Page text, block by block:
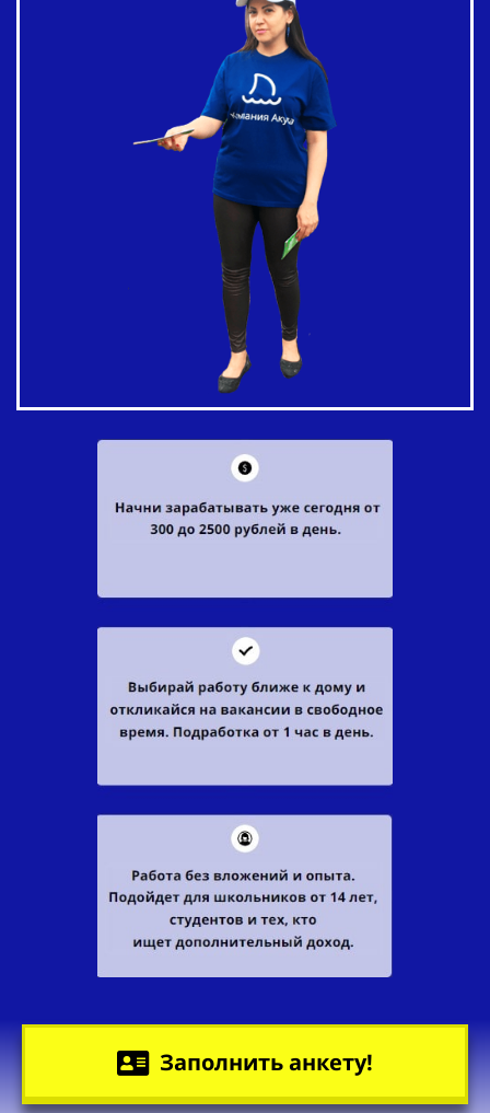
Заполнить анкету!